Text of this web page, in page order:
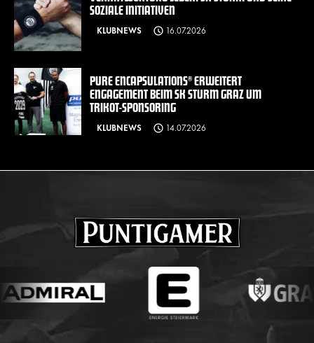
SOZIALE INITIATIVEN
KLUBNEWS 16.07.2026
PURE ENCAPSULATIONS® ERWEITERT
ENGAGEMENT BEIM SK STURM GRAZ UM
TRIKOT-SPONSORING
KLUBNEWS 14.07.2026